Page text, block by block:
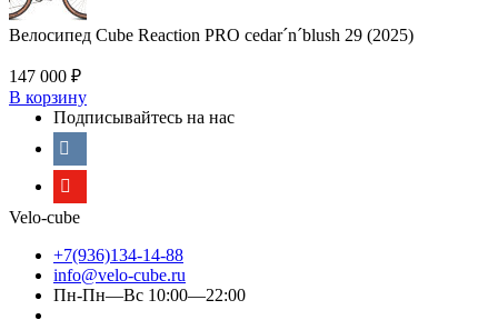
Велосипед Cube Reaction PRO cedar´n´blush 29 (2025)
147 000 ₽
В корзину
Подписывайтесь на нас
Velo-cube
+7(936)134-14-88
info@velo-cube.ru
Пн-Пн—Вс 10:00—22:00